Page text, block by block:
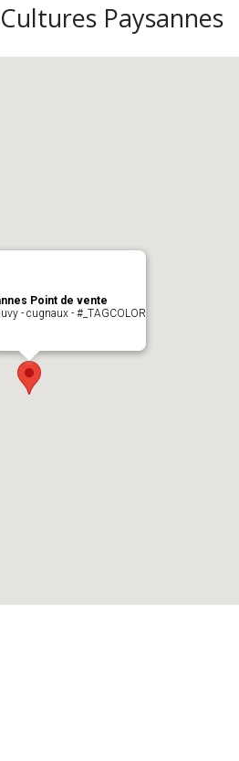
Paysannes
Point de vente
- cugnaux - #_TAGCOLOR